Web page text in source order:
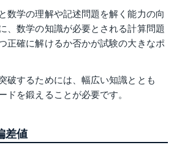
数学の理解や記述問題を解く能力の向
、数学の知識が必要とされる計算問題
正確に解けるか否かが試験の大きなポ
破するためには、幅広い知識ととも
ドを鍛えることが必要です。
差値